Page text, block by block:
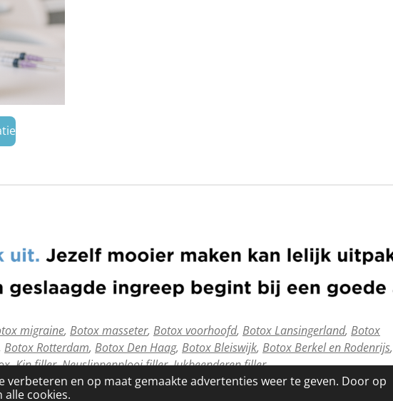
en op maat gemaakte advertenties weer te geven. Door op
alle cookies.
migraine, Botox masseter, Botox voorhoofd, Botox Lansingerland, Botox
Botox Rotterdam, Botox Den Haag, Botox Bleiswijk, Botox Berkel en Rodenrijs,
,Kin filler,Neuslippenplooi filler,Jukbeenderen filler